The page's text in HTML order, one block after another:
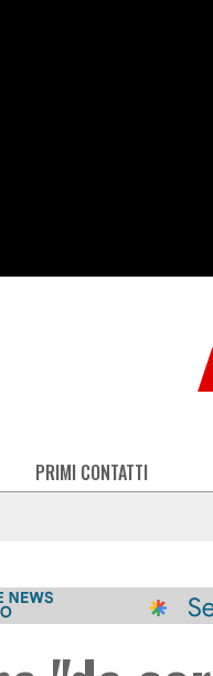
PRIMI CONTATTI